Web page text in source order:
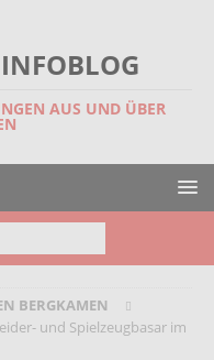
AUS UND ÜBER
BERGKAMEN
und Spielzeugbasar im